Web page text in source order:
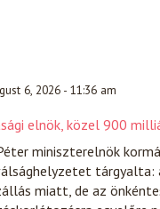
6, 2026 - 11:36 am
elnök, közel 900
miniszterelnök
tárgyalta:
miatt, de az